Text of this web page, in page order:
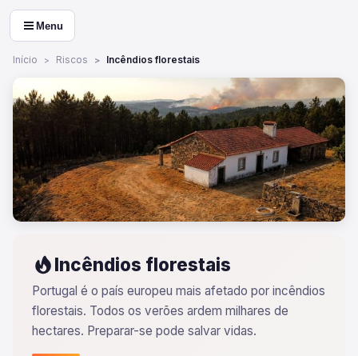
Menu
Início Riscos Incêndios florestais
Incêndios florestais
Portugal é o país europeu mais afetado por incêndios
florestais. Todos os verões ardem milhares de
hectares. Preparar-se pode salvar vidas.